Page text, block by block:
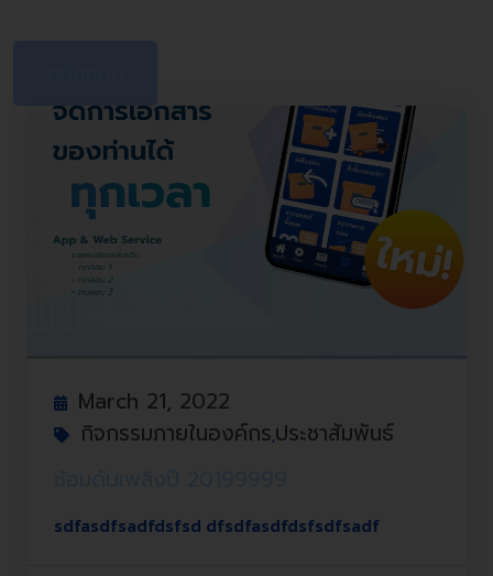
March 21, 2022
กิจกรรมภายในองค์กร,ประชาสัมพันธ์
sdfasdfsadfdsfsd dfsdfasdfdsfsdfsadf